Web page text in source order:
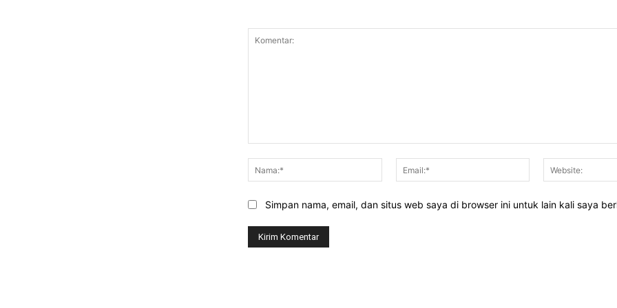
Nama:*
Email:*
Simpan nama, email, dan situs web saya di browser ini untuk lain kali saya